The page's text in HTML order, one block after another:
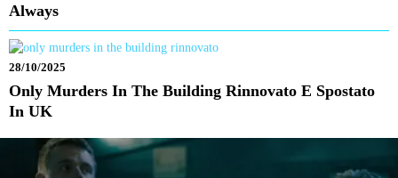
Always
28/10/2025
Only Murders In The Building Rinnovato E Spostato
In UK